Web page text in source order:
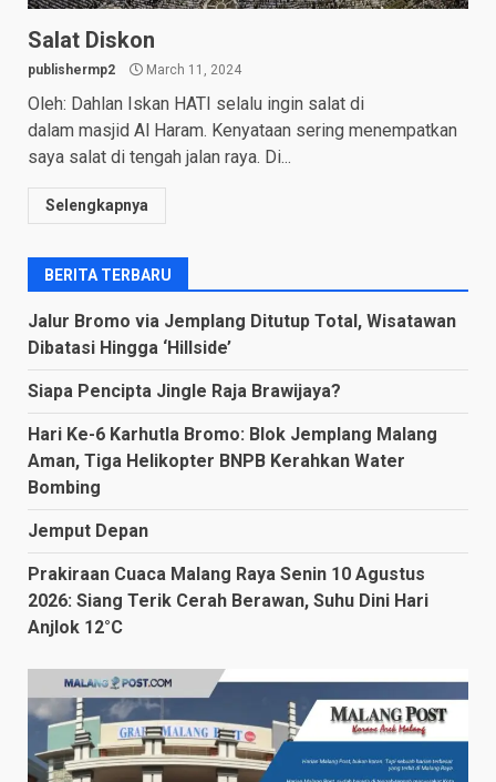
Salat Diskon
publishermp2 March 11, 2024
Oleh: Dahlan Iskan HATI selalu ingin salat di
dalam masjid Al Haram. Kenyataan sering menempatkan
saya salat di tengah jalan raya. Di...
Selengkapnya
BERITA TERBARU
Jalur Bromo via Jemplang Ditutup Total, Wisatawan
Dibatasi Hingga ‘Hillside’
Siapa Pencipta Jingle Raja Brawijaya?
Hari Ke-6 Karhutla Bromo: Blok Jemplang Malang
Aman, Tiga Helikopter BNPB Kerahkan Water
Bombing
Jemput Depan
Prakiraan Cuaca Malang Raya Senin 10 Agustus
2026: Siang Terik Cerah Berawan, Suhu Dini Hari
Anjlok 12°C